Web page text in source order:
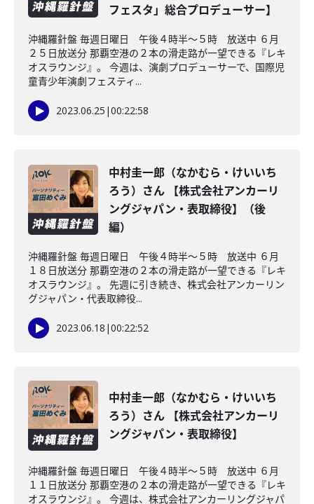
フェスタ」総合プロデューサー】
沖縄羅針盤 毎週日曜日 午後４時半～５時 放送中 ６月
２５日放送分 那覇空港の２本の滑走路が一望できる『レキ
オスラウンジ』。 今週は、演劇プロデューサーで、国際児
童青少年演劇フェスティ...
2023.06.25 |00:22:58
中村圭一郎（なかむら・けいいち
ろう）さん 【株式会社アンカーリ
ングジャパン・表取締役】（後
編）
沖縄羅針盤 毎週日曜日 午後４時半～５時 放送中 ６月
１８日放送分 那覇空港の２本の滑走路が一望できる『レキ
オスラウンジ』。 先週に引き続き、株式会社アンカーリン
グジャパン・代表取締役...
2023.06.18 |00:22:52
中村圭一郎（なかむら・けいいち
ろう）さん 【株式会社アンカーリ
ングジャパン・表取締役】
沖縄羅針盤 毎週日曜日 午後４時半～５時 放送中 ６月
１１日放送分 那覇空港の２本の滑走路が一望できる『レキ
オスラウンジ』。 今週は、株式会社アンカーリングジャパ